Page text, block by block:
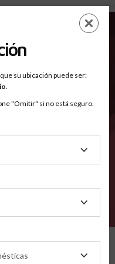
EN
su ubicación puede ser:
.
"Omitir" si no está seguro.